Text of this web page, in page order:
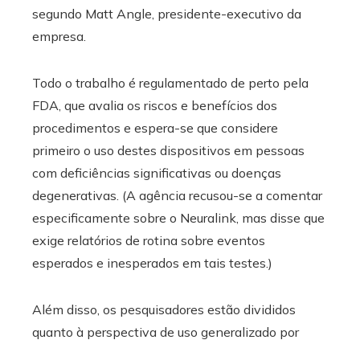
segundo Matt Angle, presidente-executivo da
empresa.
Todo o trabalho é regulamentado de perto pela
FDA, que avalia os riscos e benefícios dos
procedimentos e espera-se que considere
primeiro o uso destes dispositivos em pessoas
com deficiências significativas ou doenças
degenerativas. (A agência recusou-se a comentar
especificamente sobre o Neuralink, mas disse que
exige relatórios de rotina sobre eventos
esperados e inesperados em tais testes.)
Além disso, os pesquisadores estão divididos
quanto à perspectiva de uso generalizado por